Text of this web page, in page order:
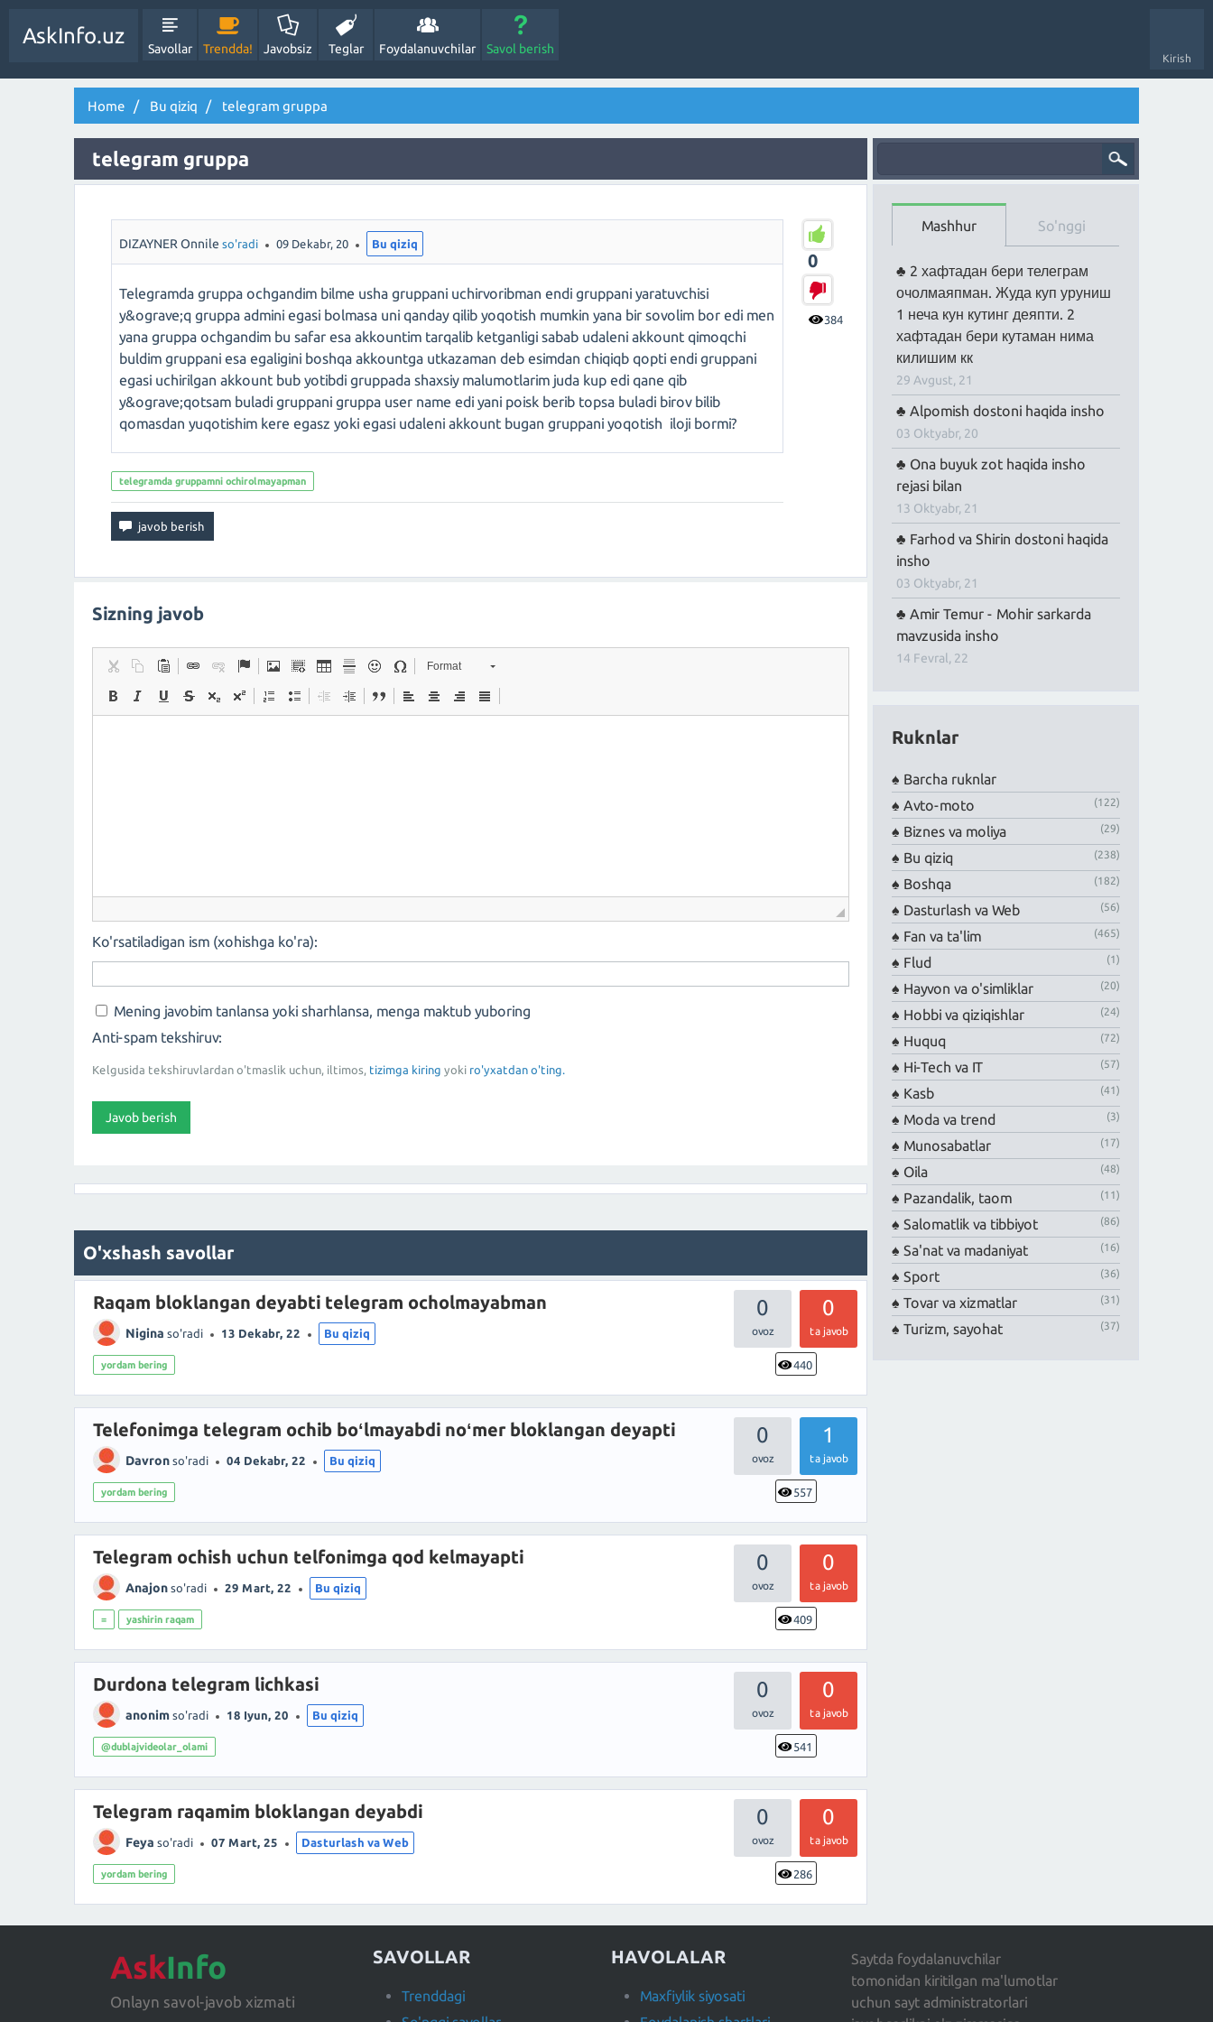
Kirish
AskInfo.uz
Savollar Trendda! Javobsiz Teglar Foydalanuvchilar Savol berish
Home Bu qiziq telegram gruppa
telegram gruppa
0
384
DIZAYNER Onnile so'radi 09 Dekabr, 20 Bu qiziq
Telegramda gruppa ochgandim bilme usha gruppani uchirvoribman endi gruppani yaratuvchisi
y&ograve;q gruppa admini egasi bolmasa uni qanday qilib yoqotish mumkin yana bir sovolim bor edi men
yana gruppa ochgandim bu safar esa akkountim tarqalib ketganligi sabab udaleni akkount qimoqchi
buldim gruppani esa egaligini boshqa akkountga utkazaman deb esimdan chiqiqb qopti endi gruppani
egasi uchirilgan akkount bub yotibdi gruppada shaxsiy malumotlarim juda kup edi qane qib
y&ograve;qotsam buladi gruppani gruppa user name edi yani poisk berib topsa buladi birov bilib
qomasdan yuqotishim kere egasz yoki egasi udaleni akkount bugan gruppani yoqotish iloji bormi?
telegramda gruppamni ochirolmayapman
Sizning javob
Format
Ko'rsatiladigan ism (xohishga ko'ra):
Mening javobim tanlansa yoki sharhlansa, menga maktub yuboring
Anti-spam tekshiruv:
Kelgusida tekshiruvlardan o'tmaslik uchun, iltimos, tizimga kiring yoki ro'yxatdan o'ting.
O'xshash savollar
0 0
ta javob
440
Raqam bloklangan deyabti telegram ocholmayabman
Nigina so'radi 13 Dekabr, 22 Bu qiziq
yordam bering
0 1
ta javob
557
Telefonimga telegram ochib boʻlmayabdi noʻmer bloklangan deyapti
Davron so'radi 04 Dekabr, 22 Bu qiziq
yordam bering
0 0
ta javob
409
Telegram ochish uchun telfonimga qod kelmayapti
Anajon so'radi 29 Mart, 22 Bu qiziq
= yashirin raqam
0 0
ta javob
541
Durdona telegram lichkasi
anonim so'radi 18 Iyun, 20 Bu qiziq
@dublajvideolar_olami
0 0
ta javob
286
Telegram raqamim bloklangan deyabdi
Feya so'radi 07 Mart, 25 Dasturlash va Web
yordam bering
Mashhur So'nggi
2 хафтадан бери телеграм
очолмаяпман. Жуда куп уруниш
1 неча кун кутинг деяпти. 2
хафтадан бери кутаман нима
килишим кк
29 Avgust, 21
Alpomish dostoni haqida insho
03 Oktyabr, 20
Ona buyuk zot haqida insho
rejasi bilan
13 Oktyabr, 21
Farhod va Shirin dostoni haqida
insho
03 Oktyabr, 21
Amir Temur - Mohir sarkarda
mavzusida insho
14 Fevral, 22
Ruknlar
Barcha ruknlar
Avto-moto
(122)
Biznes va moliya (29)
Bu qiziq (238)
Boshqa (182)
Dasturlash va Web (56)
Fan va ta'lim (465)
Flud (1)
Hayvon va o'simliklar (20)
Hobbi va qiziqishlar (24)
Huquq (72)
Hi-Tech va IT (57)
Kasb (41)
Moda va trend (3)
Munosabatlar (17)
Oila (48)
Pazandalik, taom (11)
Salomatlik va tibbiyot (86)
Sa'nat va madaniyat (16)
Sport (36)
Tovar va xizmatlar (31)
Turizm, sayohat (37)
AskInfo
Onlayn savol-javob xizmati
SAVOLLAR
Trenddagi
HAVOLALAR
Maxfiylik siyosati
Saytda foydalanuvchilar
tomonidan kiritilgan ma'lumotlar
uchun sayt administratorlari